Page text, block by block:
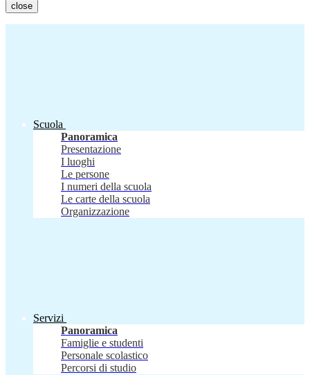
close
Scuola
Panoramica
Presentazione
I luoghi
Le persone
I numeri della scuola
Le carte della scuola
Organizzazione
Servizi
Panoramica
Famiglie e studenti
Personale scolastico
Percorsi di studio